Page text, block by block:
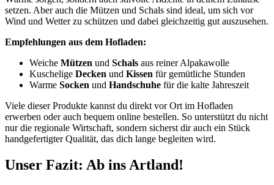
setzen. Aber auch die Mützen und Schals sind ideal, um sich vor
Wind und Wetter zu schützen und dabei gleichzeitig gut auszusehen.
Empfehlungen aus dem Hofladen:
Weiche Mützen und Schals aus reiner Alpakawolle
Kuschelige Decken und Kissen für gemütliche Stunden
Warme Socken und Handschuhe für die kalte Jahreszeit
Viele dieser Produkte kannst du direkt vor Ort im Hofladen
erwerben oder auch bequem online bestellen. So unterstützt du nicht
nur die regionale Wirtschaft, sondern sicherst dir auch ein Stück
handgefertigter Qualität, das dich lange begleiten wird.
Unser Fazit: Ab ins Artland!